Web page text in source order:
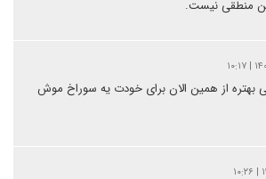
منطقی نیست.
بهتره از همین الان برای خودت یه سوراخ موش